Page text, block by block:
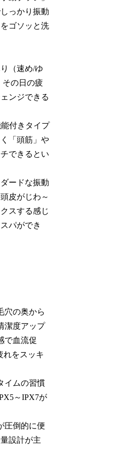
っかり振動
ゴソッと洗
（速め/ゆ
その日の疲
ンジできる
付きタイプ
「頭筋」や
できるとい
ードな振動
皮がじわ～
スする感じ
パができ
穴の奥から
潔度アップ
で血流促
れをスッキ
イムの習慣
～IPX7が
圧倒的に便
設計が主